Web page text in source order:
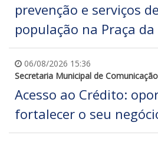
prevenção e serviços
população na Praça da
06/08/2026 15:36
Secretaria Municipal de Comunicação
Acesso ao Crédito:
fortalecer o seu